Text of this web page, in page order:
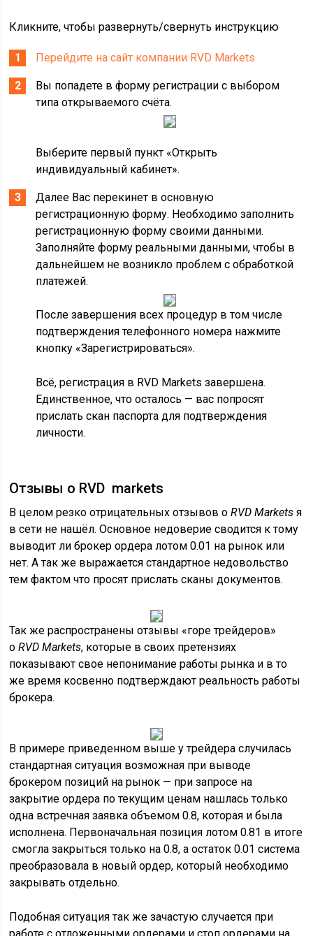
Кликните, чтобы развернуть/свернуть инструкцию
Перейдите на сайт компании RVD Markets
Вы попадете в форму регистрации с выбором
типа открываемого счёта.
Выберите первый пункт «Открыть
индивидуальный кабинет».
Далее Вас перекинет в основную
регистрационную форму. Необходимо заполнить
регистрационную форму своими данными.
Заполняйте форму реальными данными, чтобы в
дальнейшем не возникло проблем с обработкой
платежей.
После завершения всех процедур в том числе
подтверждения телефонного номера нажмите
кнопку «Зарегистрироваться».
Всё, регистрация в RVD Markets завершена.
Единственное, что осталось — вас попросят
прислать скан паспорта для подтверждения
личности.
Отзывы о RVD markets
В целом резко отрицательных отзывов оRVD Markets я
в сети не нашёл. Основное недоверие сводится к тому
выводит ли брокер ордера лотом 0.01 на рынок или
нет. А так же выражается стандартное недовольство
тем фактом что просят прислать сканы документов.
Так же распространены отзывы «горе трейдеров»
оRVD Markets, которые в своих претензиях
показывают свое непонимание работы рынка и в то
же время косвенно подтверждают реальность работы
брокера.
В примере приведенном выше у трейдера случилась
стандартная ситуация возможная при выводе
брокером позиций на рынок — при запросе на
закрытие ордера по текущим ценам нашлась только
одна встречная заявка объемом 0.8, которая и была
исполнена. Первоначальная позиция лотом 0.81 в итоге
смогла закрыться только на 0.8, а остаток 0.01 система
преобразовала в новый ордер, который необходимо
закрывать отдельно.
Подобная ситуация так же зачастую случается при